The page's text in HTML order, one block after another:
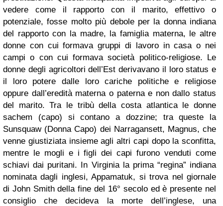
vedere come il rapporto con il marito, effettivo o
potenziale, fosse molto più debole per la donna indiana
del rapporto con la madre, la famiglia materna, le altre
donne con cui formava gruppi di lavoro in casa o nei
campi o con cui formava società politico-religiose. Le
donne degli agricoltori dell’Est derivavano il loro status e
il loro potere dalle loro cariche politiche e religiose
oppure dall’eredità materna o paterna e non dallo status
del marito. Tra le tribù della costa atlantica le donne
sachem (capo) si contano a dozzine; tra queste la
Sunsquaw (Donna Capo) dei Narragansett, Magnus, che
venne giustiziata insieme agli altri capi dopo la sconfitta,
mentre le mogli e i figli dei capi furono venduti come
schiavi dai puritani. In Virginia la prima “regina” indiana
nominata dagli inglesi, Appamatuk, si trova nel giornale
di John Smith della fine del 16° secolo ed è presente nel
consiglio che decideva la morte dell’inglese, una